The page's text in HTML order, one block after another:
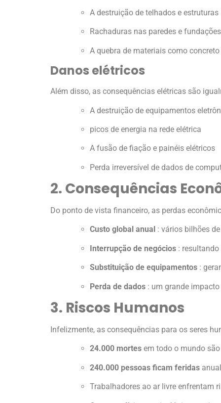
A destruição de telhados e estruturas
Rachaduras nas paredes e fundações
A quebra de materiais como
Danos elétricos
Além disso, as consequências elétricas são
A destruição de equipamentos
picos de energia na rede elétrica
A fusão de fiação e painéis elétricos
Perda irreversível de dados de
2. Consequências
Do ponto de vista financeiro, as perdas
Custo global anual : vários bilhões
Interrupção de negócios :
Substituição de equipamentos :
Perda de dados : um grande
3. Riscos Humanos
Infelizmente, as consequências para os seres
24.000 mortes em todo o mundo
240.000 pessoas ficam feridas
Trabalhadores ao ar livre enfrentam